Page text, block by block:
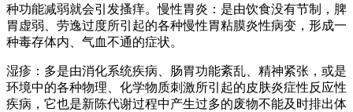
种功能减弱就会引发搔痒。慢性胃炎：是由饮食没有节制，脾
胃虚弱、劳逸过度所引起的各种慢性胃粘膜炎性病变，形成一
种毒存体内、气血不通的症状。
湿疹：多是由消化系统疾病、肠胃功能紊乱、精神紧张，或是
环境中的各种物理、化学物质刺激所引起的皮肤炎症性反应性
疾病，它也是新陈代谢过程中产生过多的废物不能及时排出体